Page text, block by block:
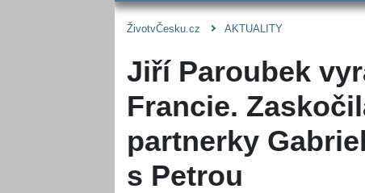
ŽivotvČesku.cz AKTUALITY
Jiří Paroubek
Francie.
partnerky
s Petrou